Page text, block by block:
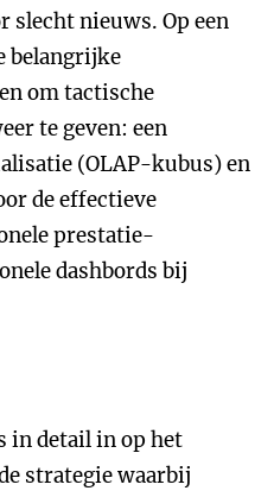
slecht nieuws. Op een
belangrijke
om tactische
te geven: een
(OLAP-kubus) en
de effectieve
prestatie-
dashbords bij
in detail in op het
strategie waarbij